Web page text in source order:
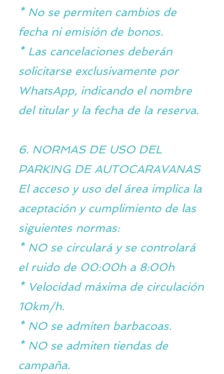
* No se permiten cambios de
fecha ni emisión de bonos.
* Las cancelaciones deberán
solicitarse exclusivamente por
WhatsApp, indicando el nombre
del titular y la fecha de la reserva.
6. NORMAS DE USO DEL
PARKING DE AUTOCARAVANAS
El acceso y uso del área implica la
aceptación y cumplimiento de las
siguientes normas:
* NO se circulará y se controlará
el ruido de 00:00h a 8:00h
* Velocidad máxima de circulación
10km/h.
* NO se admiten barbacoas.
* NO se admiten tiendas de
campaña.